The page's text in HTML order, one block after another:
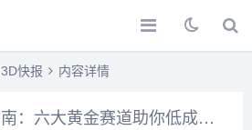
3D快报 内容详情
2025年小本创业指南：六大黄金赛道助你低成本闷声发大财！